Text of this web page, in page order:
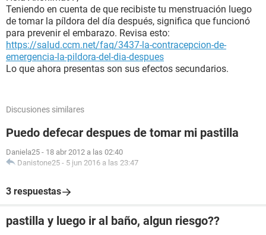
Teniendo en cuenta de que recibiste tu menstruación luego
de tomar la píldora del día después, significa que funcionó
para prevenir el embarazo. Revisa esto:
https://salud.ccm.net/faq/3437-la-contracepcion-de-
emergencia-la-pildora-del-dia-despues
Lo que ahora presentas son sus efectos secundarios.
Discusiones similares
Puedo defecar despues de tomar mi pastilla
Daniela25 - 18 abr 2012 a las 02:40
Danistone25 - 5 jun 2016 a las 23:47
3 respuestas
pastilla y luego ir al baño, algun riesgo??